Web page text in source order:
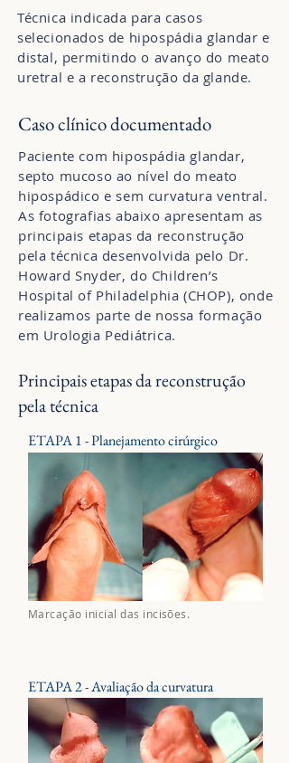
Técnica indicada para casos
selecionados de hipospádia glandar e
distal, permitindo o avanço do meato
uretral e a reconstrução da glande.
Caso clínico documentado
Paciente com hipospádia glandar,
septo mucoso ao nível do meato
hipospádico e sem curvatura ventral.
As fotografias abaixo apresentam as
principais etapas da reconstrução
pela técnica desenvolvida pelo Dr.
Howard Snyder, do Children’s
Hospital of Philadelphia (CHOP), onde
realizamos parte de nossa formação
em Urologia Pediátrica.
Principais etapas da reconstrução
pela técnica
ETAPA 1 - Planejamento cirúrgico
Marcação inicial das incisões.
ETAPA 2 - Avaliação da curvatura